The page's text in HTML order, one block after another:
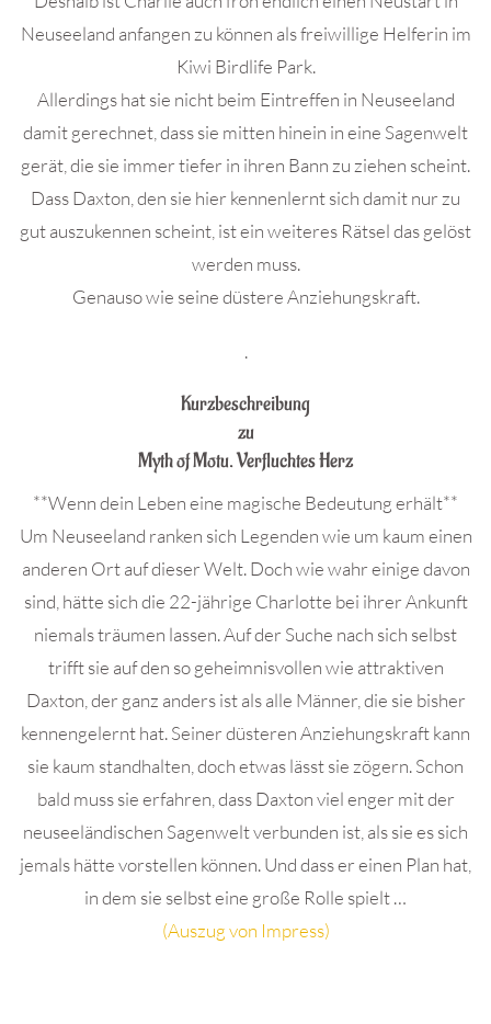
Neuseeland anfangen zu können als freiwillige Helferin im
Kiwi Birdlife Park.
Allerdings hat sie nicht beim Eintreffen in Neuseeland
damit gerechnet, dass sie mitten hinein in eine Sagenwelt
gerät, die sie immer tiefer in ihren Bann zu ziehen scheint.
Dass Daxton, den sie hier kennenlernt sich damit nur zu
gut auszukennen scheint, ist ein weiteres Rätsel das gelöst
werden muss.
Genauso wie seine düstere Anziehungskraft.
.
Kurzbeschreibung
zu
Myth of Motu. Verfluchtes Herz
**Wenn dein Leben eine magische Bedeutung erhält**
Um Neuseeland ranken sich Legenden wie um kaum einen
anderen Ort auf dieser Welt. Doch wie wahr einige davon
sind, hätte sich die 22-jährige Charlotte bei ihrer Ankunft
niemals träumen lassen. Auf der Suche nach sich selbst
trifft sie auf den so geheimnisvollen wie attraktiven
Daxton, der ganz anders ist als alle Männer, die sie bisher
kennengelernt hat. Seiner düsteren Anziehungskraft kann
sie kaum standhalten, doch etwas lässt sie zögern. Schon
bald muss sie erfahren, dass Daxton viel enger mit der
neuseeländischen Sagenwelt verbunden ist, als sie es sich
jemals hätte vorstellen können. Und dass er einen Plan hat,
in dem sie selbst eine große Rolle spielt …
(Auszug von Impress)